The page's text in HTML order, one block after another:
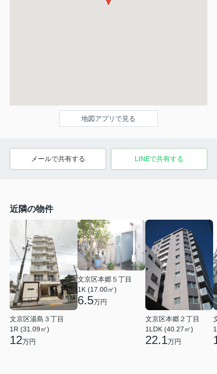
地図アプリで見る
メールで共有する LINEで共有する
近隣の物件
文京区湯島３丁目
1R (31.09㎡)
12万円
文京区本郷５丁目
1K (17.00㎡)
6.5万円
文京区本郷２丁目
1LDK (40.27㎡)
22.1万円